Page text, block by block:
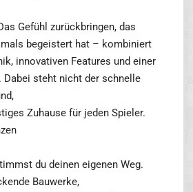
Gefühl zurückbringen, das
begeistert hat – kombiniert
innovativen Features und einer
Dabei steht nicht der schnelle
Zuhause für jeden Spieler.
du deinen eigenen Weg.
Bauwerke,